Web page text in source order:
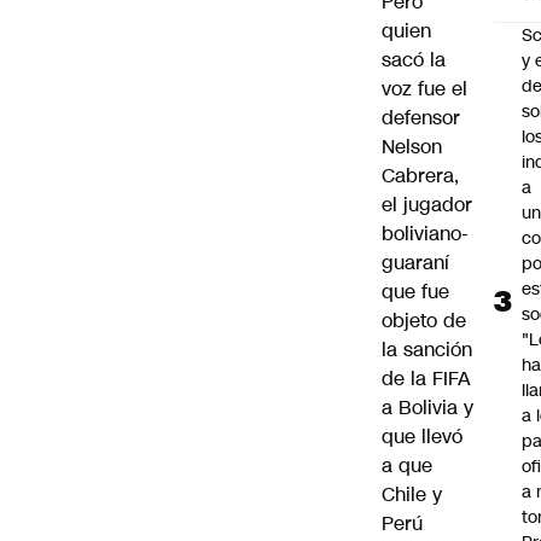
quien
sacó la
voz fue el
defensor
Nelson
Cabrera,
el jugador
boliviano-
guaraní
que fue
objeto de
la sanción
de la FIFA
a Bolivia y
que llevó
a que
Chile y
Perú
y
a
a
a